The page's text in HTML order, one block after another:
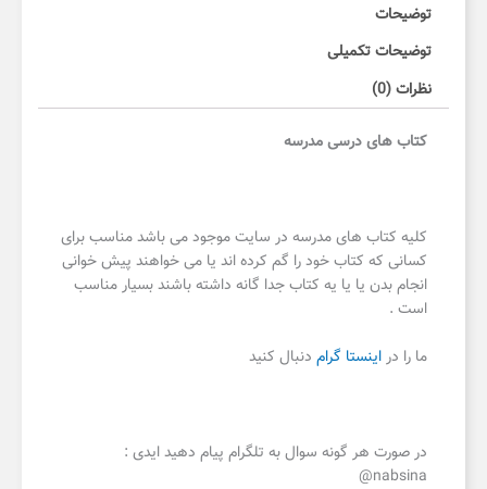
توضیحات
توضیحات تکمیلی
نظرات (0)
کتاب های درسی مدرسه
کلیه کتاب های مدرسه در سایت موجود می باشد مناسب برای
کسانی که کتاب خود را گم کرده اند یا می خواهند پیش خوانی
انجام بدن یا یا یه کتاب جدا گانه داشته باشند بسیار مناسب
است .
ما را در اینستا گرام دنبال کنید
در صورت هر گونه سوال به تلگرام پیام دهید ایدی :
nabsina@